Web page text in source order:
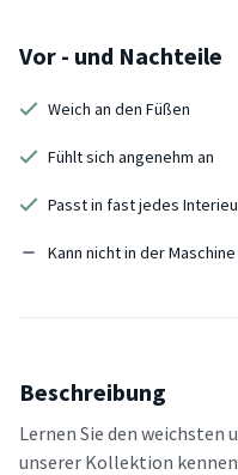
Vor - und Nachteile
Weich an den Füßen
Fühlt sich angenehm an
Passt in fast jedes
Kann nicht in der
Beschreibung
Lernen Sie den weichsten
unserer Kollektion